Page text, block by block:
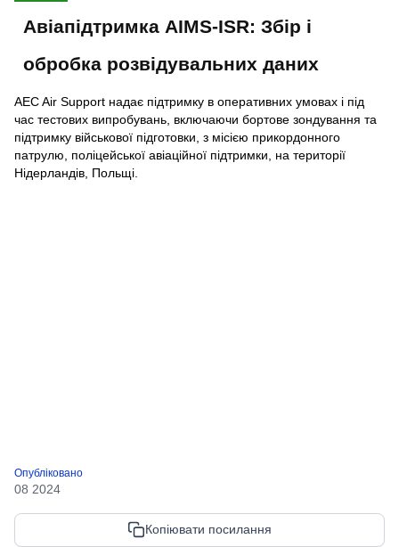
Авіапідтримка AIMS-ISR: Збір і
обробка розвідувальних даних
AEC Air Support надає підтримку в оперативних умовах і під
час тестових випробувань, включаючи бортове зондування та
підтримку військової підготовки, з місією прикордонного
патрулю, поліцейської авіаційної підтримки, на території
Нідерландів, Польщі.
Опубліковано
08 2024
Копіювати посилання